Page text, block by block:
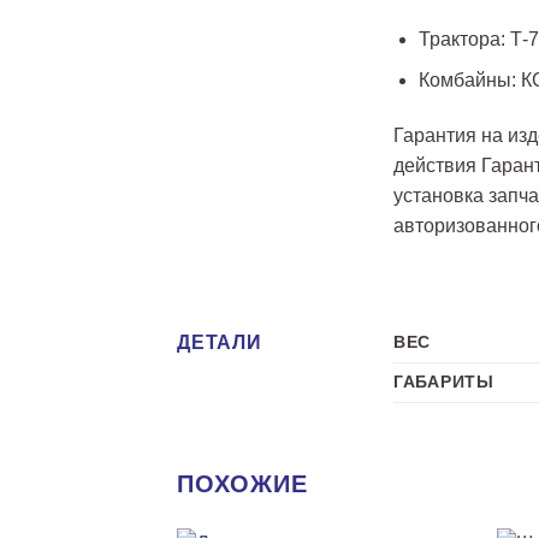
Трактора:
Комбайны:
Гарантия на
действия
установка
ДЕТАЛИ ВЕС
ГАБАРИТЫ
ПОХОЖИЕ